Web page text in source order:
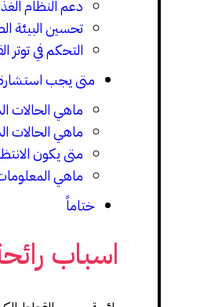
دعم النظام
تحسين البيئة
التحكم في توتر
متى يجب
ماهي الحالات
ماهي الحالات
متى يكون
ماهي
ختاماً
اسباب